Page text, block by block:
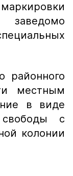
заведомо
районного
местным
в виде
с
колонии